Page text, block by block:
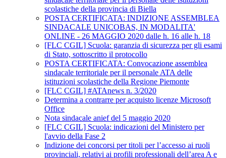
scolastiche della provincia di Biella
POSTA CERTIFICATA: INDIZIONE ASSEMBLEA
SINDACALE UNICOBAS, IN MODALITA'
ONLINE - 26 MAGGIO 2020 dalle h. 16 alle h. 18
[FLC CGIL] Scuola: garanzia di sicurezza per gli esami
di Stato, sottoscritto il protocollo
POSTA CERTIFICATA: Convocazione assemblea
sindacale territoriale per il personale ATA delle
istituzioni scolastiche della Regione Piemonte
[FLC CGIL] #ATAnews n. 3/2020
Determina a contrarre per acquisto licenze Microsoft
Office
Nota sindacale anief del 5 maggio 2020
[FLC CGIL] Scuola: indicazioni del Ministero per
l'avvio della Fase 2
Indizione dei concorsi per titoli per l’accesso ai ruoli
provinciali, relativi ai profili professionali dell’area A e